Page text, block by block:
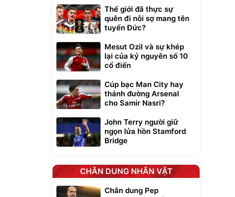
Thế giới đã thực sự
quên đi nỗi sợ mang tên
tuyển Đức?
Mesut Ozil và sự khép
lại của kỷ nguyên số 10
cổ điển
Cúp bạc Man City hay
thánh đường Arsenal
cho Samir Nasri?
John Terry người giữ
ngọn lửa hồn Stamford
Bridge
CHÂN DUNG NHÂN VẬT
Chân dung Pep